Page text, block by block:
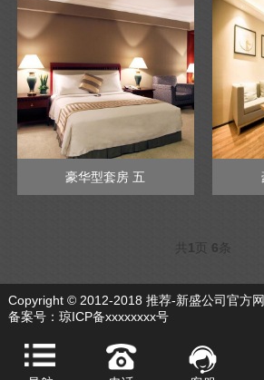
豪华型套房 五
1 6 条
Copyright © 2012-2018 推荐-新盛公司官方
备案号： 琼ICP备xxxxxxxx号